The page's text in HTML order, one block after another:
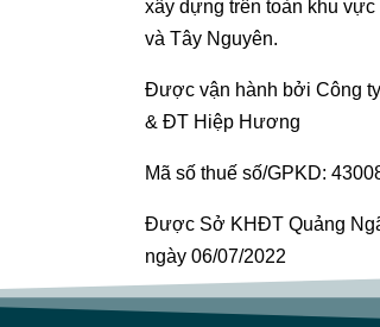
xây dựng trên toàn khu vực
và Tây Nguyên.
Được vận hành bởi Công
& ĐT Hiệp Hương
Mã số thuế số/GPKD:
Được Sở KHĐT Quảng
ngày 06/07/2022